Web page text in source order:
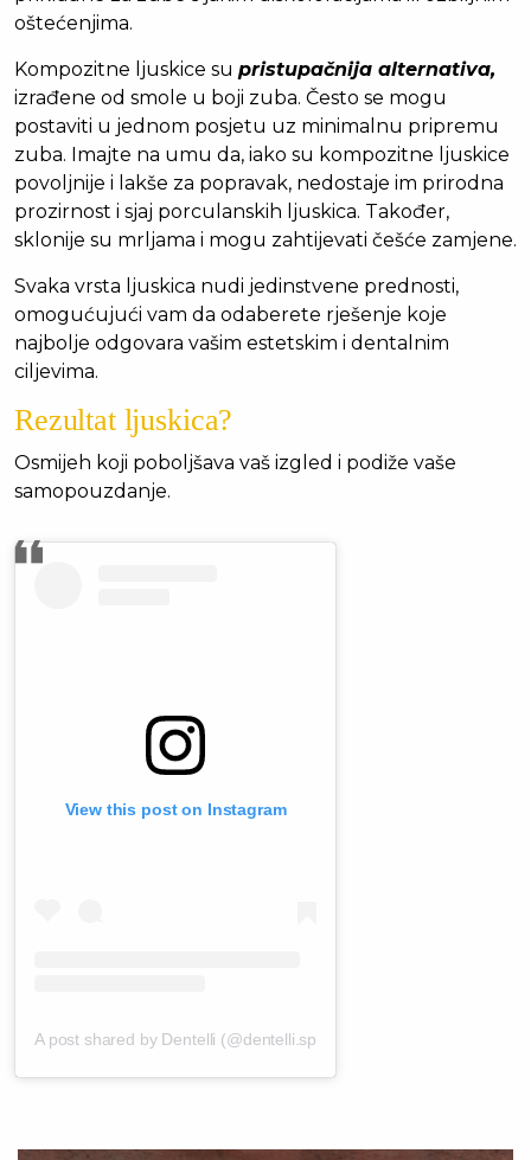
oštećenjima.
Kompozitne ljuskice su pristupačnija alternativa,
izrađene od smole u boji zuba. Često se mogu
postaviti u jednom posjetu uz minimalnu pripremu
zuba. Imajte na umu da, iako su kompozitne ljuskice
povoljnije i lakše za popravak, nedostaje im prirodna
prozirnost i sjaj porculanskih ljuskica. Također,
sklonije su mrljama i mogu zahtijevati češće zamjene.
Svaka vrsta ljuskica nudi jedinstvene prednosti,
omogućujući vam da odaberete rješenje koje
najbolje odgovara vašim estetskim i dentalnim
ciljevima.
Rezultat ljuskica?
Osmijeh koji poboljšava vaš izgled i podiže vaše
samopouzdanje.
View this post on Instagram
A post shared by Dentelli (@dentelli.split)